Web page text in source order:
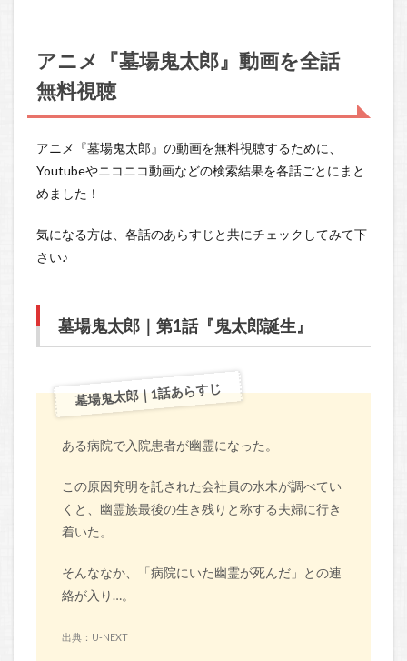
アニメ『墓場鬼太郎』動画を全話
無料視聴
アニメ『墓場鬼太郎』の動画を無料視聴するために、
Youtubeやニコニコ動画などの検索結果を各話ごとにまと
めました！
気になる方は、各話のあらすじと共にチェックしてみて下
さい♪
墓場鬼太郎｜第1話『鬼太郎誕生』
墓場鬼太郎｜1話あらすじ
ある病院で入院患者が幽霊になった。
この原因究明を託された会社員の水木が調べてい
くと、幽霊族最後の生き残りと称する夫婦に行き
着いた。
そんななか、「病院にいた幽霊が死んだ」との連
絡が入り…。
出典：U-NEXT